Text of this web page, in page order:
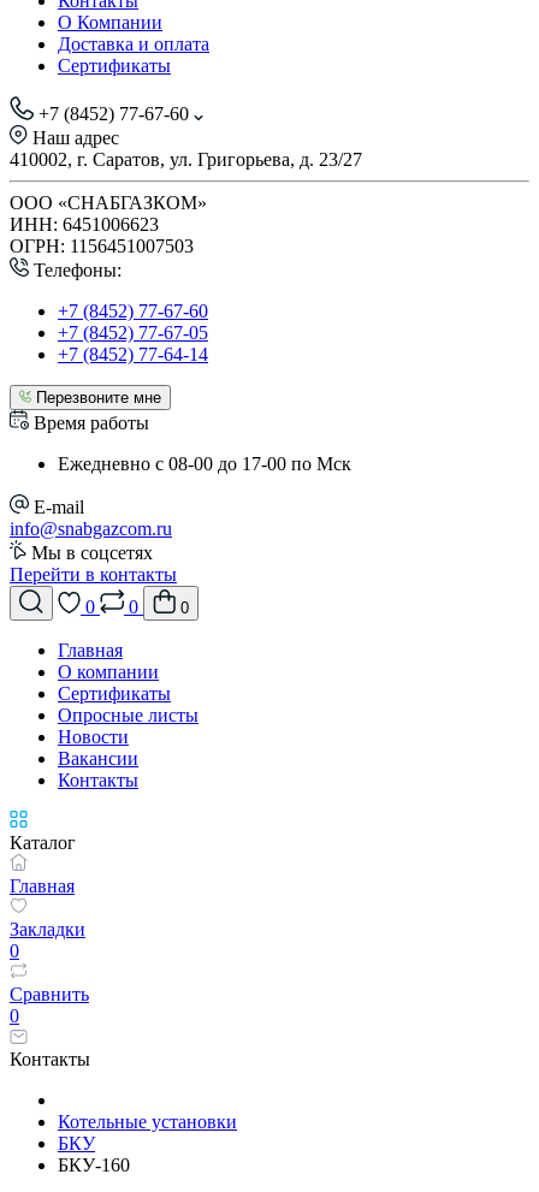
О Компании
Доставка и оплата
Сертификаты
+7 (8452) 77-67-60
Наш адрес
410002, г. Саратов, ул. Григорьева, д. 23/27
ООО «СНАБГАЗКОМ»
ИНН: 6451006623
ОГРН: 1156451007503
Телефоны:
+7 (8452) 77-67-60
+7 (8452) 77-67-05
+7 (8452) 77-64-14
Перезвоните мне
Время работы
Ежедневно с 08-00 до 17-00 по Мск
E-mail
info@snabgazcom.ru
Мы в соцсетях
Перейти в контакты
0
0 0
Главная
О компании
Сертификаты
Опросные листы
Новости
Вакансии
Контакты
Каталог
Главная
Закладки
0
Сравнить
0
Контакты
Котельные установки
БКУ
БКУ-160